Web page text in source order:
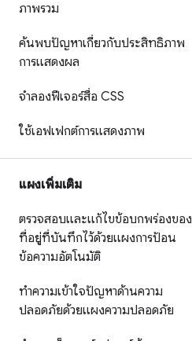
ภาพรวม
ค้นพบปัญหาเกี่ยวกับประสิทธิภาพ
การแสดงผล
จำลองฟีเจอร์สื่อ CSS
ใช้เอฟเฟกต์การแสดงภาพ
แผงเพิ่มเติม
ตรวจสอบและแก้ไขข้อบกพร่องของ
ที่อยู่ที่บันทึกไว้ด้วยแผงการป้อน
ข้อความอัตโนมัติ
ทำความเข้าใจปัญหาด้านความ
ปลอดภัยด้วยแผงความปลอดภัย